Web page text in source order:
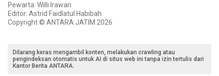
Pewarta: Willi Irawan
Editor: Astrid Faidlatul Habibah
Copyright © ANTARA JATIM 2026
Dilarang keras mengambil konten, melakukan crawling atau
pengindeksan otomatis untuk AI di situs web ini tanpa izin tertulis dari
Kantor Berita ANTARA.